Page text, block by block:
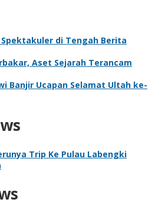
di Tengah Berita
Aset Sejarah Terancam
Banjir Ucapan Selamat Ultah ke-
Trip Ke Pulau Labengki